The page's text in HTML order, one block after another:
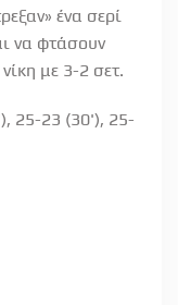
ένα σερί
να φτάσουν
με 3-2 σετ.
25-23 (30'), 25-